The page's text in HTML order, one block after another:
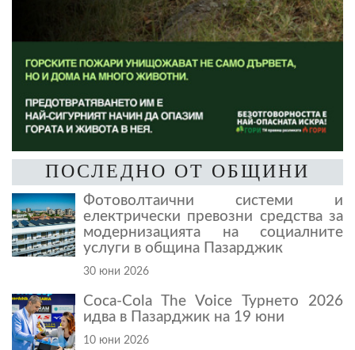
ПОСЛЕДНО ОТ ОБЩИНИ
Фотоволтаични системи и
електрически превозни средства за
модернизацията на социалните
услуги в община Пазарджик
30 юни 2026
Coca-Cola The Voice Турнето 2026
идва в Пазарджик на 19 юни
10 юни 2026